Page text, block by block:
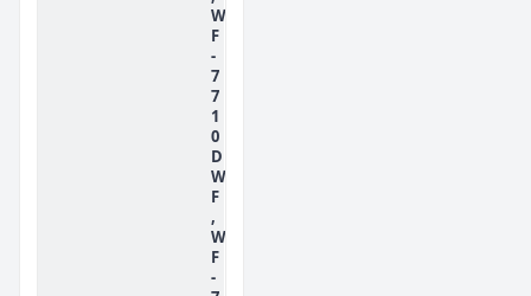
W
F
-
7
7
1
0
D
W
F
,
W
F
-